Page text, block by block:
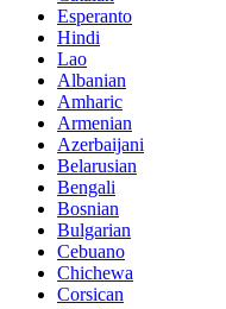
Esperanto
Hindi
Lao
Albanian
Amharic
Armenian
Azerbaijani
Belarusian
Bengali
Bosnian
Bulgarian
Cebuano
Chichewa
Corsican